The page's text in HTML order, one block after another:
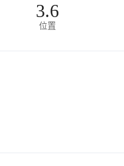
3.6
位置